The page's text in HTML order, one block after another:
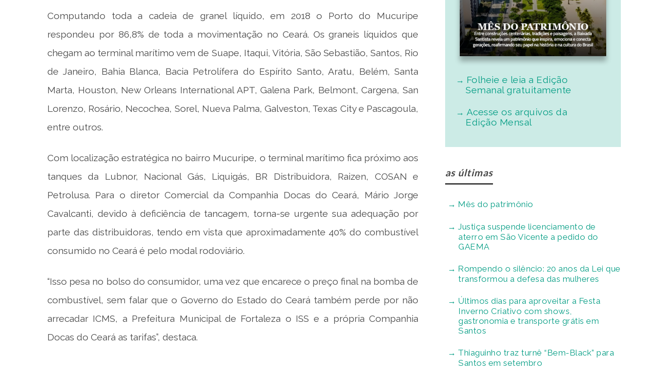
Computando toda a cadeia de granel líquido, em 2018 o Porto do Mucuripe
respondeu por 86,8% de toda a movimentação no Ceará. Os graneis líquidos que
chegam ao terminal marítimo vem de Suape, Itaqui, Vitória, São Sebastião, Santos, Rio
de Janeiro, Bahia Blanca, Bacia Petrolífera do Espírito Santo, Aratu, Belém, Santa
Marta, Houston, New Orleans International APT, Galena Park, Belmont, Cargena, San
Lorenzo, Rosário, Necochea, Sorel, Nueva Palma, Galveston, Texas City e Pascagoula,
entre outros.
Com localização estratégica no bairro Mucuripe, o terminal marítimo fica próximo aos
tanques da Lubnor, Nacional Gás, Liquigás, BR Distribuidora, Raizen, COSAN e
Petrolusa. Para o diretor Comercial da Companhia Docas do Ceará, Mário Jorge
Cavalcanti, devido à deficiência de tancagem, torna-se urgente sua adequação por
parte das distribuidoras, tendo em vista que aproximadamente 40% do combustível
consumido no Ceará é pelo modal rodoviário.
“Isso pesa no bolso do consumidor, uma vez que encarece o preço final na bomba de
combustível, sem falar que o Governo do Estado do Ceará também perde por não
arrecadar ICMS, a Prefeitura Municipal de Fortaleza o ISS e a própria Companhia
Docas do Ceará as tarifas”, destaca.
Folheie e leia a Edição
Semanal gratuitamente
Acesse os arquivos da
Edição Mensal
as últimas
Mês do patrimônio
Justiça suspende licenciamento de
aterro em São Vicente a pedido do
GAEMA
Rompendo o silêncio: 20 anos da Lei que
transformou a defesa das mulheres
Últimos dias para aproveitar a Festa
Inverno Criativo com shows,
gastronomia e transporte grátis em
Santos
Thiaguinho traz turnê “Bem-Black” para
Santos em setembro